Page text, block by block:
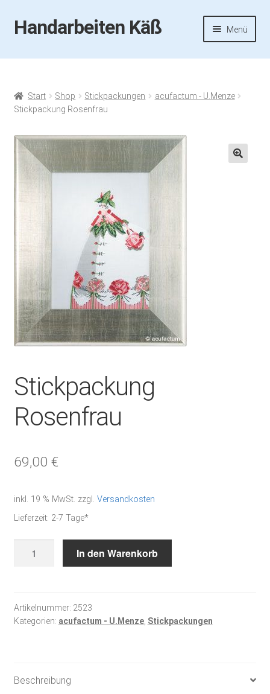
Zur
Navigation
Zum
Inhalt
Handarbeiten Käß Menü
Startseite
Aktuelles
Termine
Handarbeiten-Käß-Shop
Mein Konto
Start Shop Stickpackungen
acufactum - U.Menze
Stickpackung Rosenfrau
Stickpackung
Rosenfrau
69,00 €
inkl. 19 % MwSt. zzgl. Versandkosten
Lieferzeit: 2-7 Tage*
In den Warenkorb
Artikelnummer: 2523
Kategorien: acufactum - U.Menze, Stickpackungen
Beschreibung